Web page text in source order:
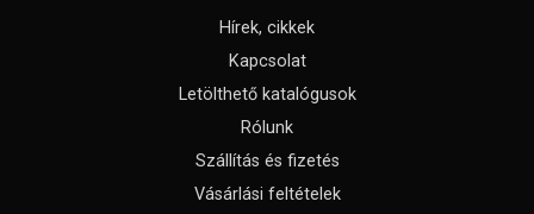
Hírek, cikkek
Kapcsolat
Letölthető katalógusok
Rólunk
Szállítás és fizetés
Vásárlási feltételek